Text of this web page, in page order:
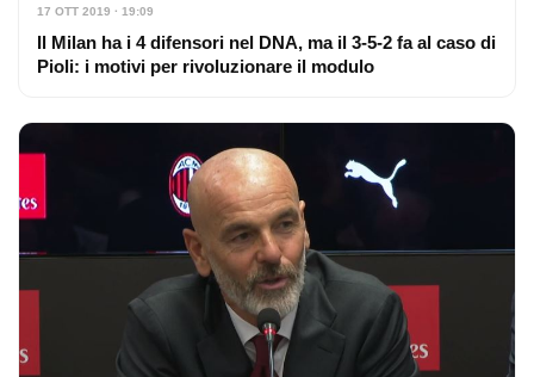
17 OTT 2019 · 19:09
Il Milan ha i 4 difensori nel DNA, ma il 3-5-2 fa al caso di
Pioli: i motivi per rivoluzionare il modulo